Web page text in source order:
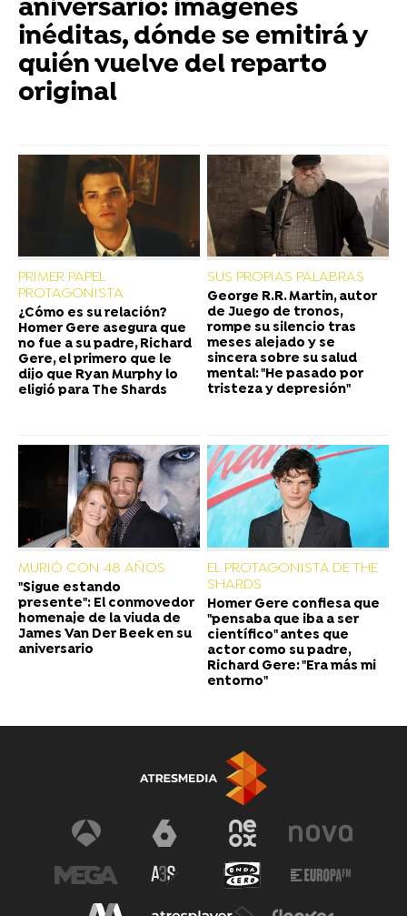
aniversario: imágenes
inéditas, dónde se emitirá y
quién vuelve del reparto
original
PRIMER PAPEL
PROTAGONISTA
¿Cómo es su relación?
Homer Gere asegura que
no fue a su padre, Richard
Gere, el primero que le
dijo que Ryan Murphy lo
eligió para The Shards
SUS PROPIAS PALABRAS
George R.R. Martin, autor
de Juego de tronos,
rompe su silencio tras
meses alejado y se
sincera sobre su salud
mental: "He pasado por
tristeza y depresión"
MURIÓ CON 48 AÑOS
"Sigue estando
presente": El conmovedor
homenaje de la viuda de
James Van Der Beek en su
aniversario
EL PROTAGONISTA DE THE
SHARDS
Homer Gere confiesa que
"pensaba que iba a ser
científico" antes que
actor como su padre,
Richard Gere: "Era más mi
entorno"